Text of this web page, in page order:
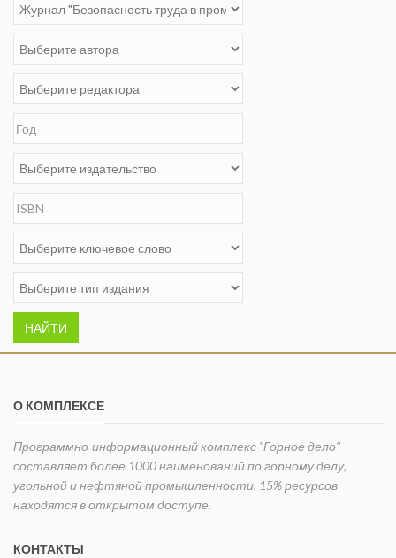
НАЙТИ
О КОМПЛЕКСЕ
Программно-информационный комплекс "Горное дело"
составляет более 1000 наименований по горному делу,
угольной и нефтяной промышленности. 15% ресурсов
находятся в открытом доступе.
КОНТАКТЫ